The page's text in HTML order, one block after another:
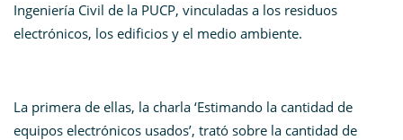
Ingeniería Civil de la PUCP, vinculadas a los residuos
electrónicos, los edificios y el medio ambiente.
La primera de ellas, la charla ‘Estimando la cantidad de
equipos electrónicos usados’, trató sobre la cantidad de